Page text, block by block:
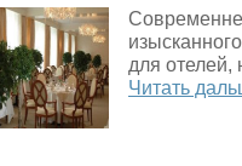
для отелей,
Читать